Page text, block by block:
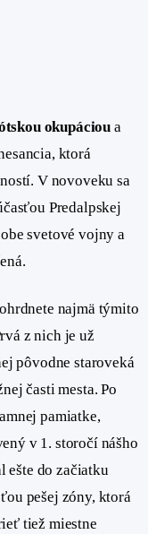
okupáciou a
ktorá
V novoveku sa
Predalpskej
svetové vojny a
najmä týmito
z nich je už
pôvodne staroveká
časti mesta. Po
pamiatke,
v 1. storočí nášho
ešte do začiatku
pešej zóny, ktorá
tiež miestne